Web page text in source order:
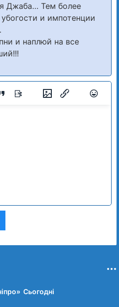
Джаба… Тем более
и импотенции
и наплюй на все
Сьогодні